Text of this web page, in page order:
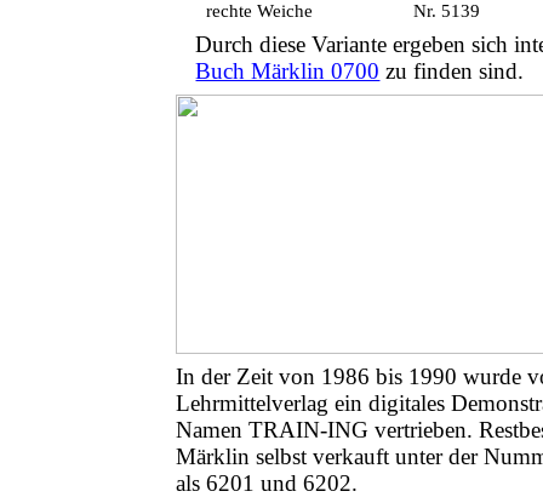
rechte Weiche
Nr. 5139
Durch diese Variante ergeben sich
Buch Märklin 0700 zu finden sind.
In der Zeit von 1986 bis 1990 wurde
Lehrmittelverlag ein digitales
Namen TRAIN-ING vertrieben.
Märklin selbst verkauft unter der
als 6201 und 6202.